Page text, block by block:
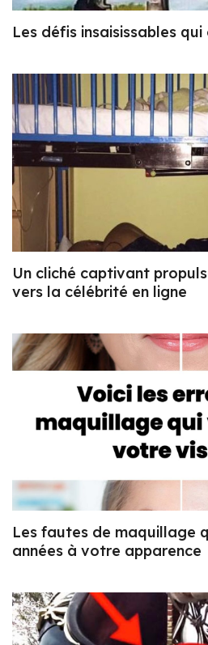
Les défis insaisissables
Un cliché captivant
vers la célébrité en ligne
Les fautes de maquillage
années à votre apparence